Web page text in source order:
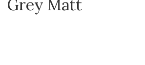
Grey Matt